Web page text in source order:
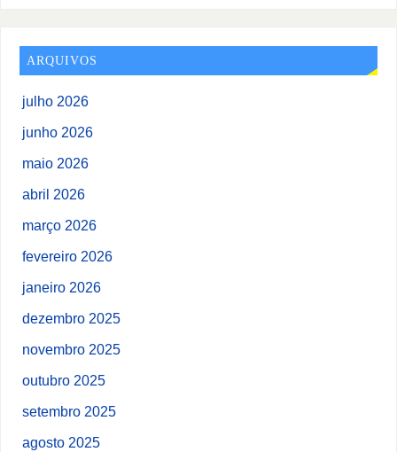
ARQUIVOS
julho 2026
junho 2026
maio 2026
abril 2026
março 2026
fevereiro 2026
janeiro 2026
dezembro 2025
novembro 2025
outubro 2025
setembro 2025
agosto 2025